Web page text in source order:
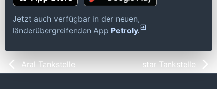
Jetzt auch verfügbar in der neuen,
länderübergreifenden App Petroly.
Aral Tankstelle star Tankstelle